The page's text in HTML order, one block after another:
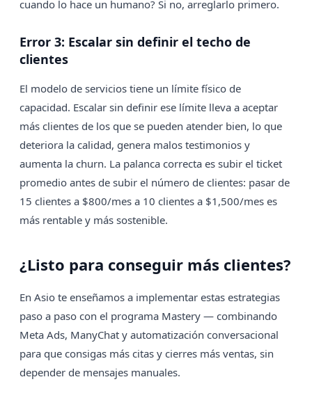
cuando lo hace un humano? Si no, arreglarlo primero.
Error 3: Escalar sin definir el techo de
clientes
El modelo de servicios tiene un límite físico de
capacidad. Escalar sin definir ese límite lleva a aceptar
más clientes de los que se pueden atender bien, lo que
deteriora la calidad, genera malos testimonios y
aumenta la churn. La palanca correcta es subir el ticket
promedio antes de subir el número de clientes: pasar de
15 clientes a $800/mes a 10 clientes a $1,500/mes es
más rentable y más sostenible.
¿Listo para conseguir más clientes?
En Asio te enseñamos a implementar estas estrategias
paso a paso con el programa Mastery — combinando
Meta Ads, ManyChat y automatización conversacional
para que consigas más citas y cierres más ventas, sin
depender de mensajes manuales.